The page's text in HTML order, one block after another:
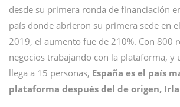
desde su primera ronda de financiación
país donde abrieron su primera sede en
2019, el aumento fue de 210%. Con 800
negocios trabajando con la plataforma, y
llega a 15 personas, España es el país
plataforma después del de origen,